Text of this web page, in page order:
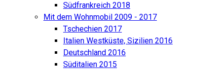
Südfrankreich 2018
Mit dem Wohnmobil 2009 - 2017
Tschechien 2017
Italien Westküste, Sizilien 2016
Deutschland 2016
Süditalien 2015